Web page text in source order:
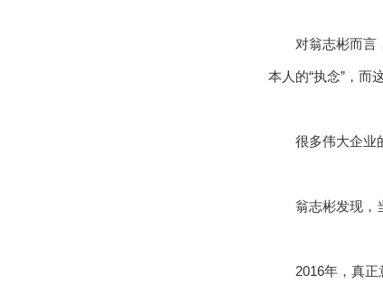
对翁志彬而言
本人的“执念”，而
很多伟大企业
翁志彬发现，
2016年，真